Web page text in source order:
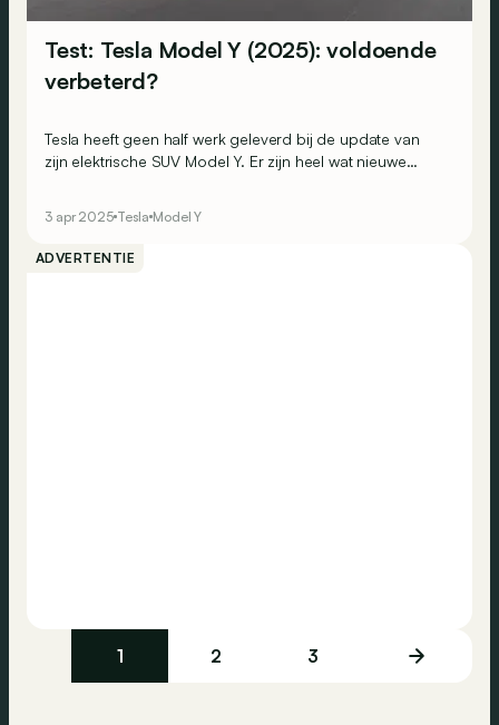
Test: Tesla Model Y (2025): voldoende
verbeterd?
Tesla heeft geen half werk geleverd bij de update van
zijn elektrische SUV Model Y. Er zijn heel wat nieuwe
3 apr 2025 Tesla Model Y
ADVERTENTIE
1 2 3